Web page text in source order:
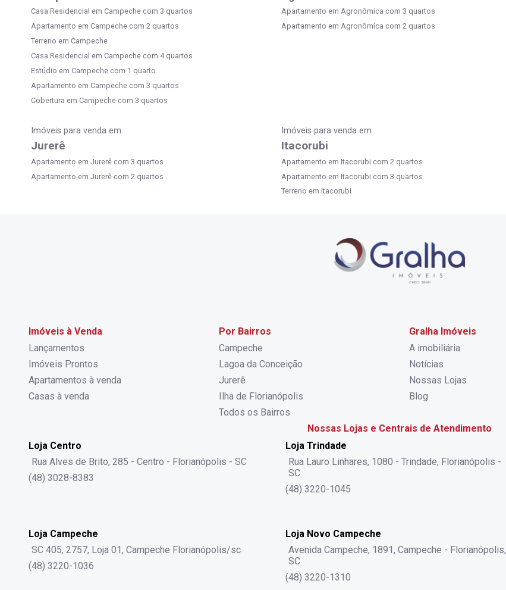
Casa Residencial em Campeche com 3 quartos
Apartamento em Campeche com 2 quartos
Terreno em Campeche
Casa Residencial em Campeche com 4 quartos
Estúdio em Campeche com 1 quarto
Apartamento em Campeche com 3 quartos
Cobertura em Campeche com 3 quartos
Apartamento em Agronômica com 3 quartos
Apartamento em Agronômica com 2 quartos
Imóveis para venda em
Jurerê
Apartamento em Jurerê com 3 quartos
Apartamento em Jurerê com 2 quartos
Imóveis para venda em
Itacorubi
Apartamento em Itacorubi com 2 quartos
Apartamento em Itacorubi com 3 quartos
Terreno em Itacorubi
Imóveis à Venda
Lançamentos
Imóveis Prontos
Apartamentos à venda
Casas à venda
Por Bairros
Campeche
Lagoa da Conceição
Jurerê
Ilha de Florianópolis
Todos os Bairros
Gralha Imóveis
A imobiliária
Notícias
Nossas Lojas
Blog
Nossas Lojas e Centrais de Atendimento
Loja Centro
Rua Alves de Brito, 285 - Centro - Florianópolis - SC
(48) 3028-8383
Loja Trindade
Rua Lauro Linhares, 1080 - Trindade, Florianópolis -
SC
(48) 3220-1045
Loja Campeche
SC 405, 2757, Loja 01, Campeche Florianópolis/sc
(48) 3220-1036
Loja Novo Campeche
Avenida Campeche, 1891, Campeche - Florianópolis,
SC
(48) 3220-1310